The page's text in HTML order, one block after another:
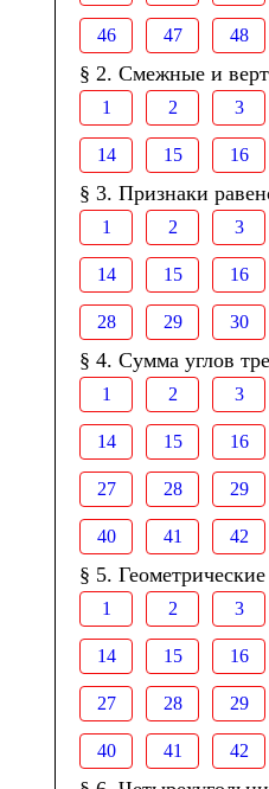
46 47 48
§ 2. Смежные и
1 2 3
14 15 16
§ 3. Признаки
1 2 3
14 15 16
28 29 30
§ 4. Сумма углов
1 2 3
14 15 16
27 28 29
40 41 42
§ 5.
1 2 3
14 15 16
27 28 29
40 41 42